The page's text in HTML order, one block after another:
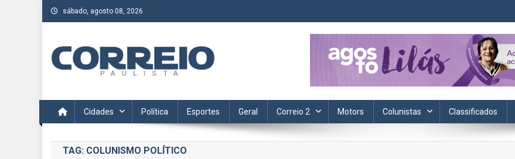
Skip
to
sábado, agosto 08, 2026
Acompanhe as últimas notícias da região no Correio Paulista. Informação, política, saúde, economia, esportes e cotidiano.
Cidades Política Esportes Geral Correio 2 Motors Colunistas Classificados
TAG: COLUNISMO POLÍTICO